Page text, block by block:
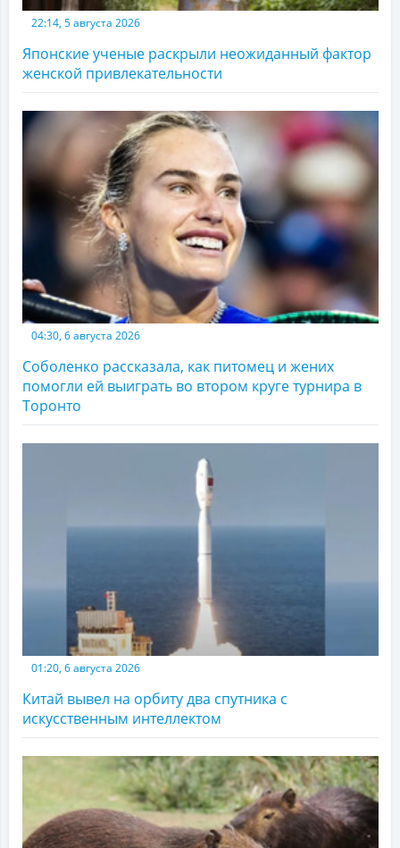
22:14, 5 августа 2026
Японские ученые раскрыли неожиданный фактор
женской привлекательности
04:30, 6 августа 2026
Соболенко рассказала, как питомец и жених
помогли ей выиграть во втором круге турнира в
Торонто
01:20, 6 августа 2026
Китай вывел на орбиту два спутника с
искусственным интеллектом